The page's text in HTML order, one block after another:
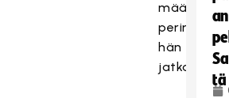
määrin
perintään,
hän
jatkaa.
tä